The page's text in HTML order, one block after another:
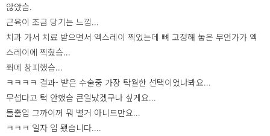
않았슴.
근육이 조금 당기는 느낌...
치과 가서 치료 받으면서 엑스레이 찍었는데 뼈 고정해 놓은 무언가가 엑
스레이에 찍혔슴...
쬐메 창피했슴...
ㅋㅋㅋㅋ 결과- 받은 수술중 가장 탁월한 선택이었나봐요...
무섭다고 턱 안했슴 큰일났겠구나 싶게요...
돌출입 그까이꺼 뭐 별거 아니드만요...
ㅋㅋㅋ 일자 입 됐습니다....